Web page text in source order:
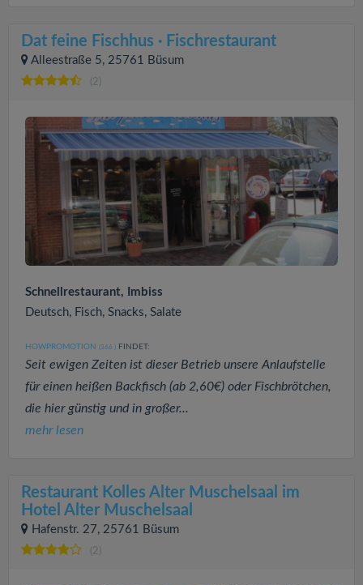
Dat feine Fischhus · Fischrestaurant
Alleestraße 5, 25761 Büsum
(2)
Schnellrestaurant, Imbiss
Deutsch, Fisch, Snacks, Salate
HOWPROMOTION (366 ) FINDET:
Seit ewigen Zeiten ist dieser Betrieb unsere Anlaufstelle
für einen heißen Backfisch (ab 2,60€) oder Fischbrötchen,
die hier günstig und in großer...
mehr lesen
Restaurant Kolles Alter Muschelsaal im
Hotel Alter Muschelsaal
Hafenstr. 27, 25761 Büsum
(2)